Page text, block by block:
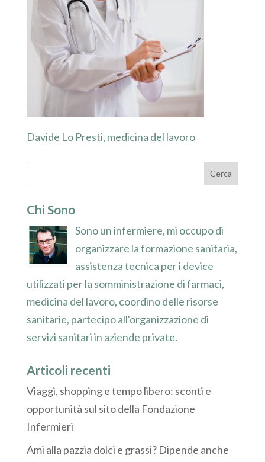
Davide Lo Presti, medicina del lavoro
Chi Sono
Sono un infermiere, mi occupo di
organizzare la formazione sanitaria,
assistenza tecnica per i device
utilizzati per la somministrazione di farmaci,
medicina del lavoro, coordino delle risorse
sanitarie, partecipo all'organizzazione di
servizi sanitari in aziende private.
Articoli recenti
Viaggi, shopping e tempo libero: sconti e
opportunità sul sito della Fondazione
Infermieri
Ami alla pazzia dolci e grassi? Dipende anche